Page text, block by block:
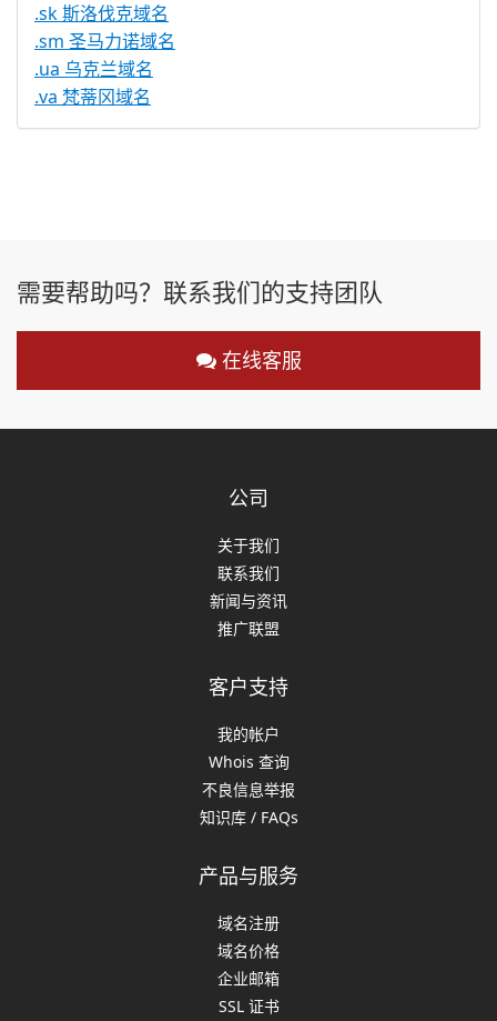
.sk 斯洛伐克域名
.sm 圣马力诺域名
.ua 乌克兰域名
.va 梵蒂冈域名
需要帮助吗？联系我们的支持团队
在线客服
公司
关于我们
联系我们
新闻与资讯
推广联盟
客户支持
我的帐户
Whois 查询
不良信息举报
知识库 / FAQs
产品与服务
域名注册
域名价格
企业邮箱
SSL 证书